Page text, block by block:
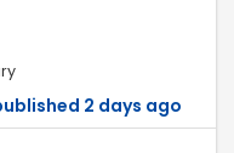
2 days ago